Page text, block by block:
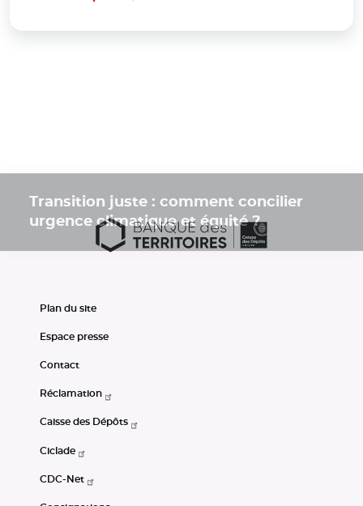
Transition juste : comment concilier
urgence climatique et équité ?
Plan du site
Espace presse
Contact
Réclamation
Caisse des Dépôts
Ciclade
CDC-Net